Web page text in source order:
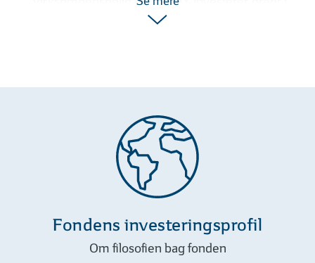
obligationer fra virksomheder, som af de
højeste renter på de modne obligationsmarkeder,
og du får med Virksomhedsobligationer HY i
porteføljen mulighed for en højere afkast.
Sydinvest har mange års erfaring med markedet
for virksomhedsobligationer, og du får med
denne fond adgang til et komplekst marked med
høje afkastforventninger.
Fondens investeringsprofil
Om filosofien bag fonden